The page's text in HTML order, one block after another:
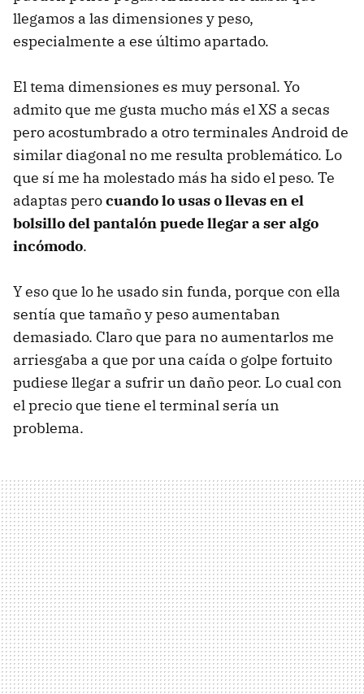
llegamos a las dimensiones y peso,
especialmente a ese último apartado.
El tema dimensiones es muy personal. Yo
admito que me gusta mucho más el XS a secas
pero acostumbrado a otro terminales Android de
similar diagonal no me resulta problemático. Lo
que sí me ha molestado más ha sido el peso. Te
adaptas perocuando lo usas o llevas en el
bolsillo del pantalón puede llegar a ser algo
incómodo.
Y eso que lo he usado sin funda, porque con ella
sentía que tamaño y peso aumentaban
demasiado. Claro que para no aumentarlos me
arriesgaba a que por una caída o golpe fortuito
pudiese llegar a sufrir un daño peor. Lo cual con
el precio que tiene el terminal sería un
problema.